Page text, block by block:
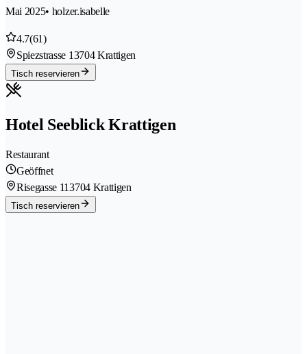
Mai 2025• holzer.isabelle
4.7(61)
Spiezstrasse 13704 Krattigen
Tisch reservieren
Hotel Seeblick Krattigen
Restaurant
Geöffnet
Risegasse 113704 Krattigen
Tisch reservieren